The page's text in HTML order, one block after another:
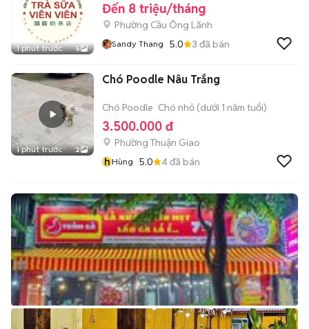
1 phút trước 5
Đến 8 triệu/tháng
Phường Cầu Ông Lãnh
Sandy Thang 5.0 3 đã bán
1 phút trước 2
Chó Poodle Nâu Trắng
Chó Poodle Chó nhỏ (dưới 1 năm tuổi)
3.500.000 đ
Phường Thuận Giao
hHùng 5.0 4đã bán